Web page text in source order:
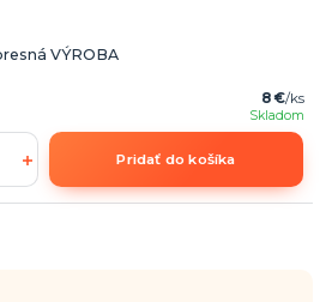
VÝROBA
8 €/ks
Skladom
Pridať do košíka